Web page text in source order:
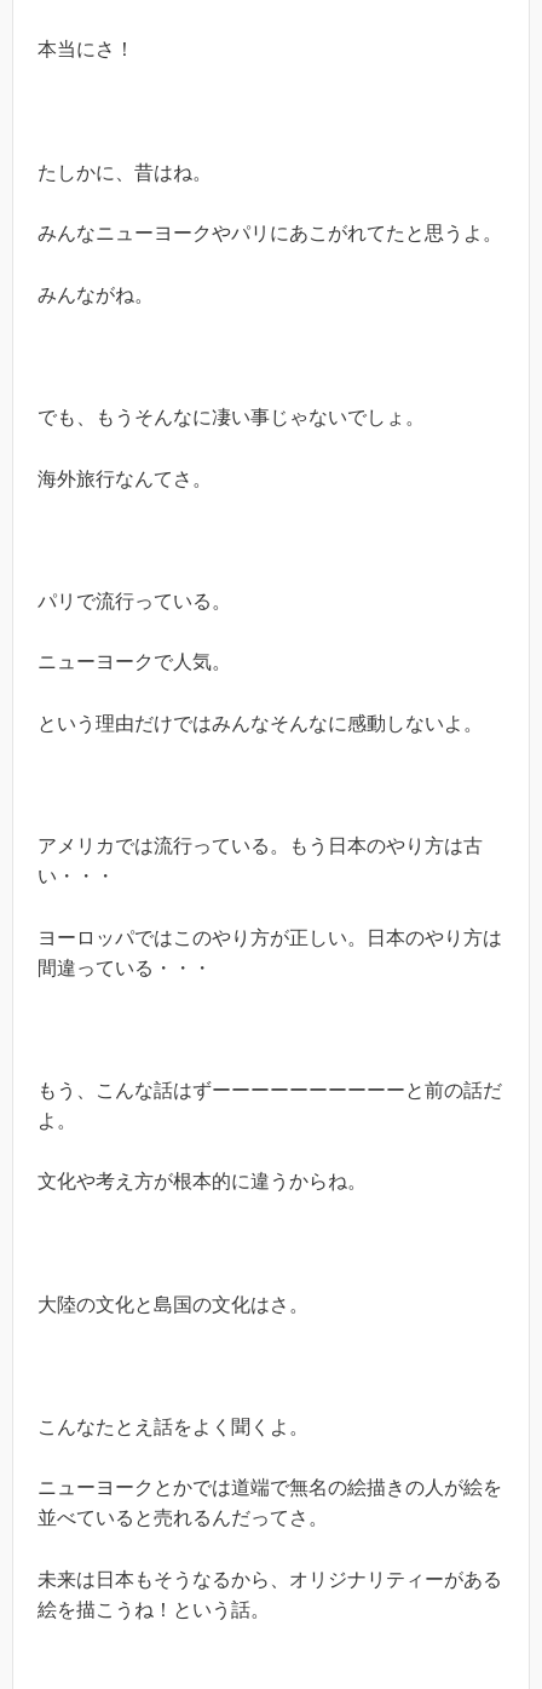
本当にさ！
たしかに、昔はね。
みんなニューヨークやパリにあこがれてたと思うよ。
みんながね。
でも、もうそんなに凄い事じゃないでしょ。
海外旅行なんてさ。
パリで流行っている。
ニューヨークで人気。
という理由だけではみんなそんなに感動しないよ。
アメリカでは流行っている。もう日本のやり方は古
い・・・
ヨーロッパではこのやり方が正しい。日本のやり方は
間違っている・・・
もう、こんな話はずーーーーーーーーーーと前の話だ
よ。
文化や考え方が根本的に違うからね。
大陸の文化と島国の文化はさ。
こんなたとえ話をよく聞くよ。
ニューヨークとかでは道端で無名の絵描きの人が絵を
並べていると売れるんだってさ。
未来は日本もそうなるから、オリジナリティーがある
絵を描こうね！という話。